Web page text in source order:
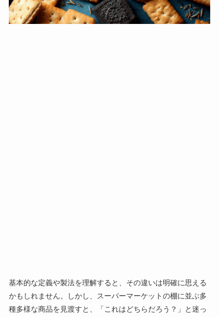
基本的な定義や製法を理解すると、その違いは明確に思える
かもしれません。しかし、スーパーマーケットの棚に並ぶ多
種多様な商品を見渡すと、「これはどちらだろう？」と迷っ